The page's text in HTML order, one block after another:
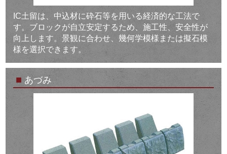
IC土留は、中込材に砕石等を用いる経済的な工法で
す。ブロックが自立安定するため、施工性、安全性が
向上します。景観に合わせ、幾何学模様または擬石模
様を選択できます。
■ あづみ